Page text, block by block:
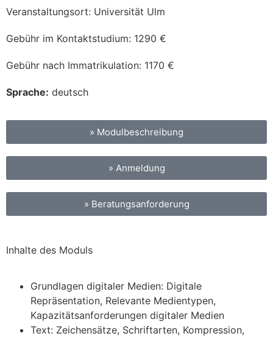
Veranstaltungsort: Universität Ulm
Gebühr im Kontaktstudium: 1290 €
Gebühr nach Immatrikulation: 1170 €
Sprache: deutsch
» Modulbeschreibung
» Anmeldung
» Beratungsanforderung
Inhalte des Moduls
Grundlagen digitaler Medien: Digitale
Repräsentation, Relevante Medientypen,
Kapazitätsanforderungen digitaler Medien
Text: Zeichensätze, Schriftarten, Kompression,